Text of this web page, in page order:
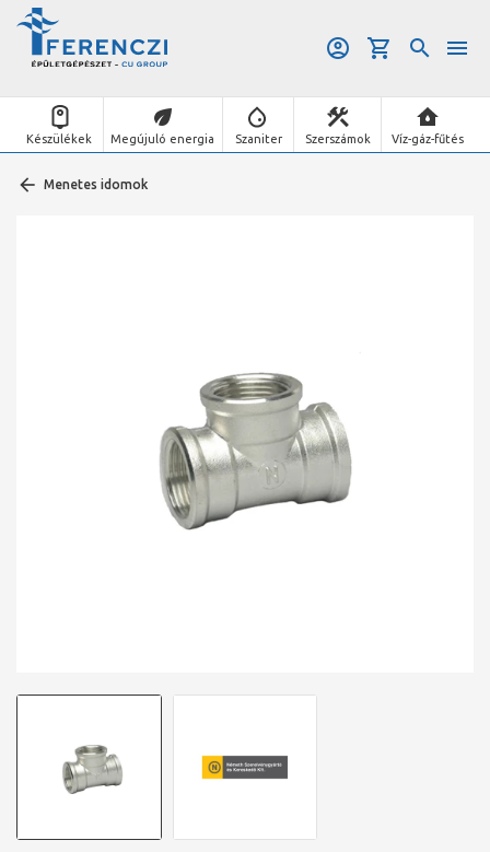
Készülékek Megújuló energia Szaniter Szerszámok Víz-gáz-fűtés
Menetes idomok